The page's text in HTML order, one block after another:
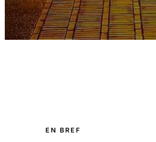
EN BREF